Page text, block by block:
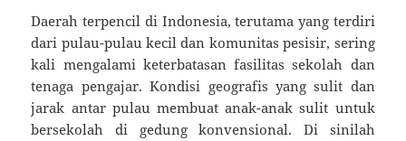
Daerah terpencil di Indonesia, terutama yang terdiri
dari pulau-pulau kecil dan komunitas pesisir, sering
kali mengalami keterbatasan fasilitas sekolah dan
tenaga pengajar. Kondisi geografis yang sulit dan
jarak antar pulau membuat anak-anak sulit untuk
bersekolah di gedung konvensional. Di sinilah